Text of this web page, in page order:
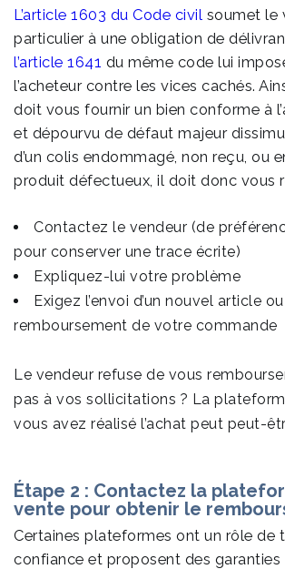
L’article 1603 du Code civil soumet le
particulier à une obligation de
l’article 1641 du même code lui
l’acheteur contre les vices cachés.
doit vous fournir un bien conforme à
et dépourvu de défaut majeur
d’un colis endommagé, non reçu, ou
produit défectueux, il doit donc vous
Contactez le vendeur (de
pour conserver une trace écrite)
Expliquez-lui votre problème
Exigez l’envoi d’un nouvel article
remboursement de votre commande
Le vendeur refuse de vous
pas à vos sollicitations ? La
vous avez réalisé l’achat peut peut-
Étape 2 : Contactez la
vente pour obtenir le
Certaines plateformes ont un rôle de
confiance et proposent des garanties